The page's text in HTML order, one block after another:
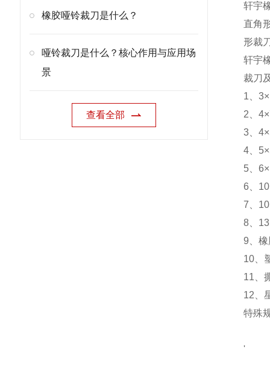
橡胶哑铃裁刀是什么？
哑铃裁刀是什么？核心作用与应用场
景
查看全部
轩宇
直角
形裁
轩宇
裁刀
1、
2、
3、
4、
5、
6、
7、
8、
9、
10、
11、
12、
特殊
'